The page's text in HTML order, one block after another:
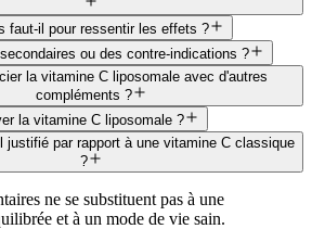
faut-il pour ressentir les effets ?
ou des contre-indications ?
la vitamine C liposomale avec d'autres
compléments ?
la vitamine C liposomale ?
justifié par rapport à une vitamine C classique
?
ne se substituent pas à une
et à un mode de vie sain.